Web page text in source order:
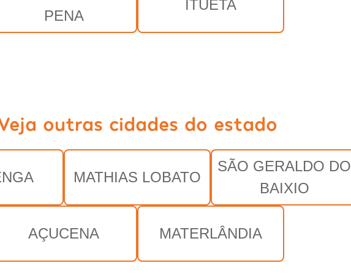
PENA
ITUETA
outras cidades do estado
MATHIAS LOBATO
SÃO GERALDO DO
BAIXIO
AÇUCENA MATERLÂNDIA